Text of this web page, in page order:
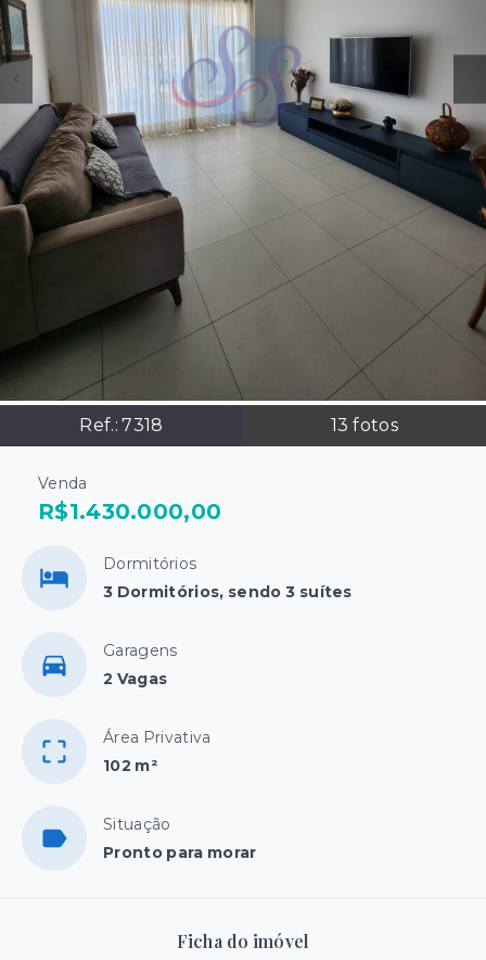
Ref.:7318 13 fotos
Venda
R$1.430.000,00
Dormitórios
3 Dormitórios, sendo 3 suítes
Garagens
2 Vagas
Área Privativa
102 m²
Situação
Pronto para morar
Ficha do imóvel